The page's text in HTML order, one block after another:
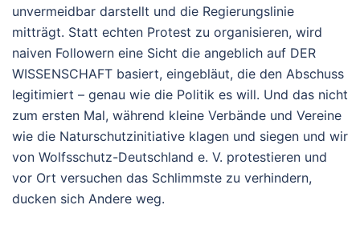
unvermeidbar darstellt und die Regierungslinie
mitträgt. Statt echten Protest zu organisieren, wird
naiven Followern eine Sicht die angeblich auf DER
WISSENSCHAFT basiert, eingebläut, die den Abschuss
legitimiert – genau wie die Politik es will. Und das nicht
zum ersten Mal, während kleine Verbände und Vereine
wie die Naturschutzinitiative klagen und siegen und wir
von Wolfsschutz-Deutschland e. V. protestieren und
vor Ort versuchen das Schlimmste zu verhindern,
ducken sich Andere weg.